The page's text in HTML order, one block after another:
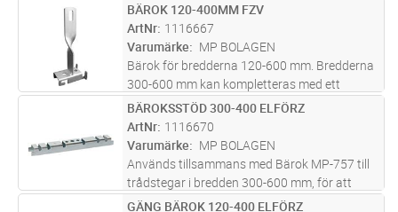
ST Lägg i kundvagn
BÄROK 120-400MM FZV
ArtNr 1116667
Varumärke
MP BOLAGEN
Bärok för bredderna 120-600 mm. Bredderna
300-600 mm kan kompletteras med ett
bäroks­stöd för att förhindra att kanterna
böjer ner. Maxlast = 80 kg. Brottlast = 1,7 ggr
maxlast.
ST Lägg i kundvagn
BÄROKSSTÖD 300-400 ELFÖRZ
ArtNr 1116670
Varumärke
MP BOLAGEN
Används tillsammans med Bärok MP-757 till
trådstegar i bredden 300-600 mm, för att
förhindra att trådstegen böjer ner vid större
GÄNG BÄROK 120-400 ELFÖRZ